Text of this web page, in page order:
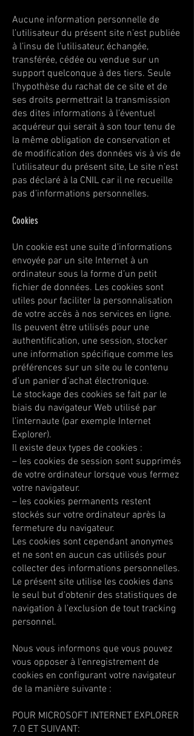
Aucune information personnelle de
l’utilisateur du présent site n’est publiée
à l’insu de l’utilisateur, échangée,
transférée, cédée ou vendue sur un
support quelconque à des tiers. Seule
l’hypothèse du rachat de ce site et de
ses droits permettrait la transmission
des dites informations à l’éventuel
acquéreur qui serait à son tour tenu de
la même obligation de conservation et
de modification des données vis à vis de
l’utilisateur du présent site, Le site n’est
pas déclaré à la CNIL car il ne recueille
pas d’informations personnelles.
Cookies
Un cookie est une suite d’informations
envoyée par un site Internet à un
ordinateur sous la forme d’un petit
fichier de données. Les cookies sont
utiles pour faciliter la personnalisation
de votre accès à nos services en ligne.
Ils peuvent être utilisés pour une
authentification, une session, stocker
une information spécifique comme les
préférences sur un site ou le contenu
d’un panier d’achat électronique.
Le stockage des cookies se fait par le
biais du navigateur Web utilisé par
l’internaute (par exemple Internet
Explorer).
Il existe deux types de cookies :
– les cookies de session sont supprimés
de votre ordinateur lorsque vous fermez
votre navigateur.
– les cookies permanents restent
stockés sur votre ordinateur après la
fermeture du navigateur.
Les cookies sont cependant anonymes
et ne sont en aucun cas utilisés pour
collecter des informations personnelles.
Le présent site utilise les cookies dans
le seul but d’obtenir des statistiques de
navigation à l’exclusion de tout tracking
personnel.
Nous vous informons que vous pouvez
vous opposer à l'enregistrement de
cookies en configurant votre navigateur
de la manière suivante :
POUR MICROSOFT INTERNET EXPLORER
7.0 ET SUIVANT: